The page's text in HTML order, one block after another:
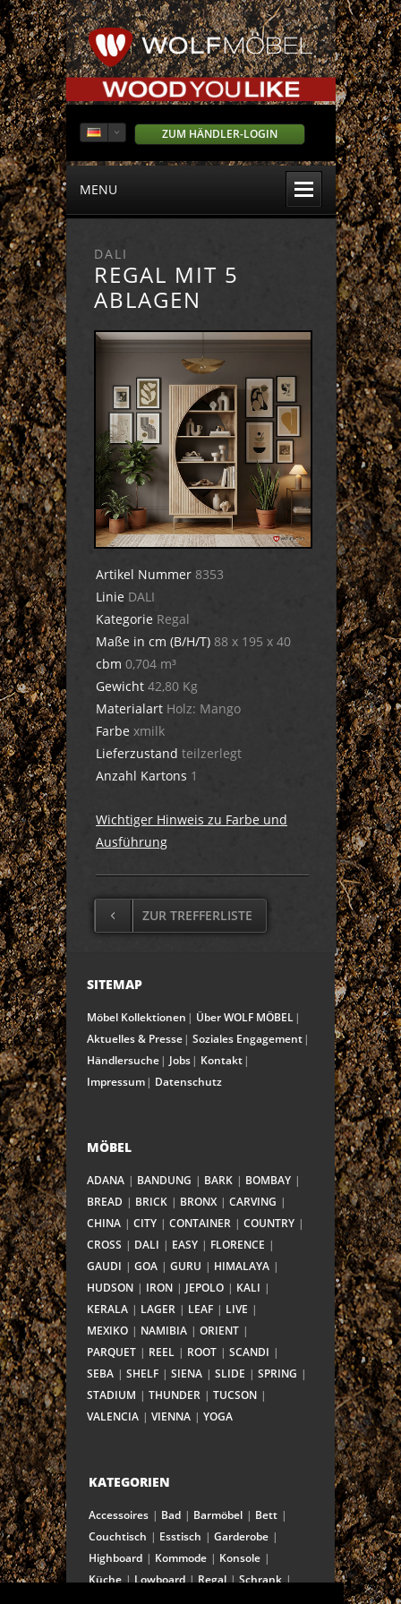
ZUM HÄNDLER-LOGIN
MENU
DALI
REGAL MIT 5
ABLAGEN
Artikel Nummer 8353
Linie DALI
Kategorie Regal
Maße in cm (B/H/T) 88 x 195 x 40
cbm 0,704 m³
Gewicht 42,80 Kg
Materialart Holz: Mango
Farbe xmilk
Lieferzustand teilzerlegt
Anzahl Kartons 1
Wichtiger Hinweis zu Farbe und
Ausführung
ZUR TREFFERLISTE
SITEMAP
Möbel Kollektionen
Über WOLF MÖBEL
Aktuelles & Presse
Soziales Engagement
Händlersuche
Jobs
Kontakt
Impressum
Datenschutz
MÖBEL
ADANA BANDUNG BARK
BOMBAY
BREAD
BRICK BRONX
CARVING
CHINA
CITY CONTAINER
COUNTRY
CROSS
DALI EASY
FLORENCE
GAUDI
GOA GURU
HIMALAYA
HUDSON
IRON JEPOLO
KALI
KERALA
LAGER LEAF
LIVE
MEXIKO
NAMIBIA
ORIENT
PARQUET
REEL ROOT
SCANDI
SEBA
SHELF SIENA SLIDE
SPRING
STADIUM
THUNDER
TUCSON
VALENCIA
VIENNA YOGA
KATEGORIEN
Accessoires Bad Barmöbel
Bett
Couchtisch
Esstisch
Garderobe
Highboard
Kommode
Konsole
Küche
Lowboard Regal
Schrank